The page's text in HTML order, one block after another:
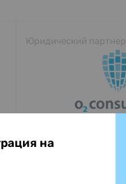
Юридический партнер
на